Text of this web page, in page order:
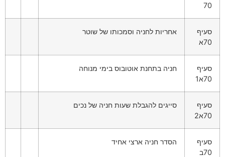
70
סעיף
70א
אחריות לחניה וסמכותו של שוטר
סעיף
70א1
חניה בתחנת אוטובוס בימי מנוחה
סעיף
70א2
סייגים להגבלת שעות חניה של נכים
סעיף
70ב
הסדר חניה ארצי אחיד